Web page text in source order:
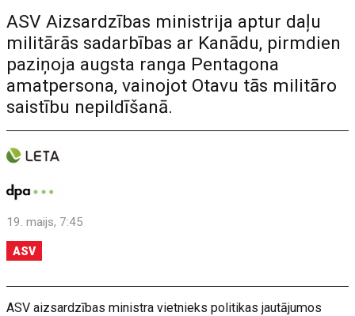
ASV Aizsardzības ministrija aptur daļu
militārās sadarbības ar Kanādu, pirmdien
paziņoja augsta ranga Pentagona
amatpersona, vainojot Otavu tās militāro
saistību nepildīšanā.
19. maijs, 7:45
ASV
ASV aizsardzības ministra vietnieks politikas jautājumos